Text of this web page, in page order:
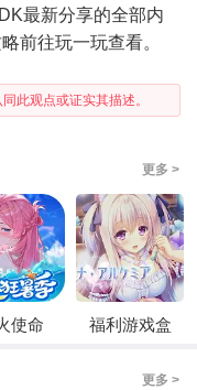
最新分享的全部内
前往玩一玩查看。
此观点或证实其描述。
更多 >
使命 福利游戏盒
更多 >